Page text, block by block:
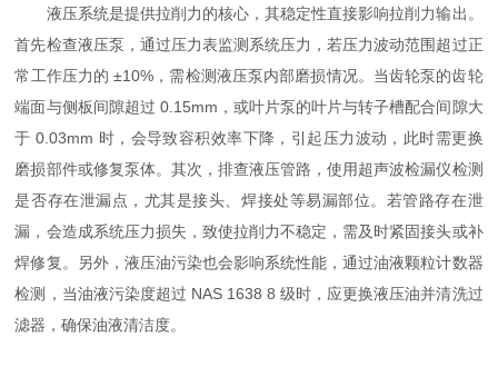
液压系统是提供拉削力的核心，其稳定性直接影响拉削力输出。
首先检查液压泵，通过压力表监测系统压力，若压力波动范围超过正
常工作压力的 ±10%，需检测液压泵内部磨损情况。当齿轮泵的齿轮
端面与侧板间隙超过 0.15mm，或叶片泵的叶片与转子槽配合间隙大
于 0.03mm 时，会导致容积效率下降，引起压力波动，此时需更换
磨损部件或修复泵体。其次，排查液压管路，使用超声波检漏仪检测
是否存在泄漏点，尤其是接头、焊接处等易漏部位。若管路存在泄
漏，会造成系统压力损失，致使拉削力不稳定，需及时紧固接头或补
焊修复。另外，液压油污染也会影响系统性能，通过油液颗粒计数器
检测，当油液污染度超过 NAS 1638 8 级时，应更换液压油并清洗过
滤器，确保油液清洁度。